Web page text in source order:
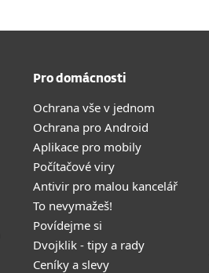
Pro domácnosti
Ochrana vše v jednom
Ochrana pro Android
Aplikace pro mobily
Počítačové viry
Antivir pro malou kancelář
To nevymažeš!
Povídejme si
Dvojklik - tipy a rady
Ceníky a slevy